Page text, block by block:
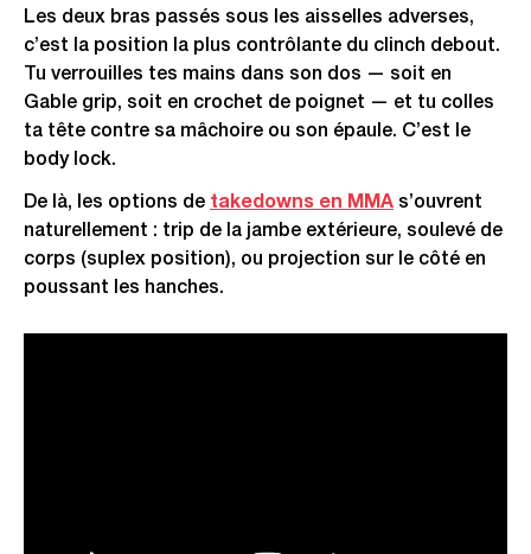
Les deux bras passés sous les aisselles adverses,
c’est la position la plus contrôlante du clinch debout.
Tu verrouilles tes mains dans son dos — soit en
Gable grip, soit en crochet de poignet — et tu colles
ta tête contre sa mâchoire ou son épaule. C’est le
body lock.
De là, les options de takedowns en MMA s’ouvrent
naturellement : trip de la jambe extérieure, soulevé de
corps (suplex position), ou projection sur le côté en
poussant les hanches.